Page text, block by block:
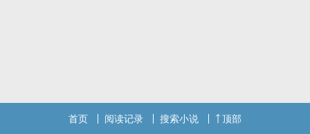
首页 阅读记录 搜索小说 顶部